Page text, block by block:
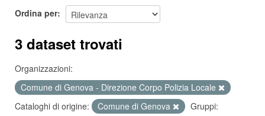
Ordina per
3 dataset trovati
Organizzazioni:
Comune di Genova - Direzione Corpo Polizia Locale
Cataloghi di origine:
Comune di Genova
Gruppi: